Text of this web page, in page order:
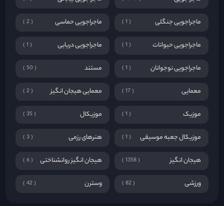
موزیکال جعبه موسیقی 1 هنرهای رزمی 3
هیجان انگیز 1358 هیجان انگیز روانشناختی 6
ورزشی 82 وسترن 42
The Prestige